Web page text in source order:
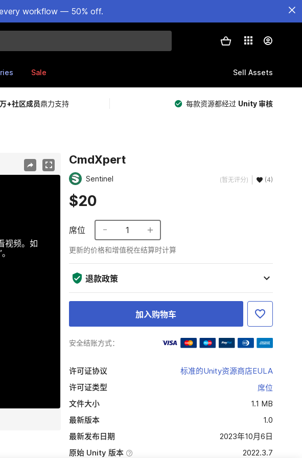
workflow — 50% off.
Sale Sell Assets
+社区成员鼎力支持 每款资源都经过 Unity 审核
视频。如
CmdXpert
Sentinel (暂无评分) (4)
$20
席位 1
更新的价格和增值税在结算时计算
退款政策
加入购物车
安全结账方式：
许可证协议
标准的Unity资源商店EULA
许可证类型
席位
文件大小
1.1 MB
最新版本
1.0
最新发布日期
2023年10月6日
原始 Unity 版本
2022.3.7